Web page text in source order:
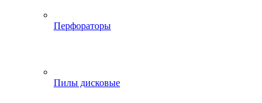
Перфораторы
Пилы дисковые